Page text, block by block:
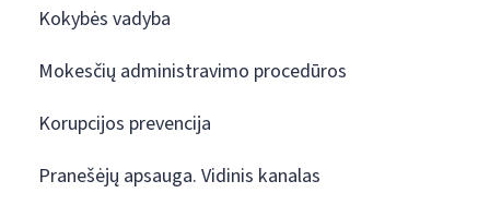
Kokybės vadyba
Mokesčių administravimo procedūros
Korupcijos prevencija
Pranešėjų apsauga. Vidinis kanalas